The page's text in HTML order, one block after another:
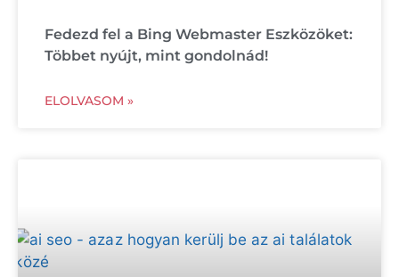
Fedezd fel a Bing Webmaster Eszközöket:
Többet nyújt, mint gondolnád!
ELOLVASOM »